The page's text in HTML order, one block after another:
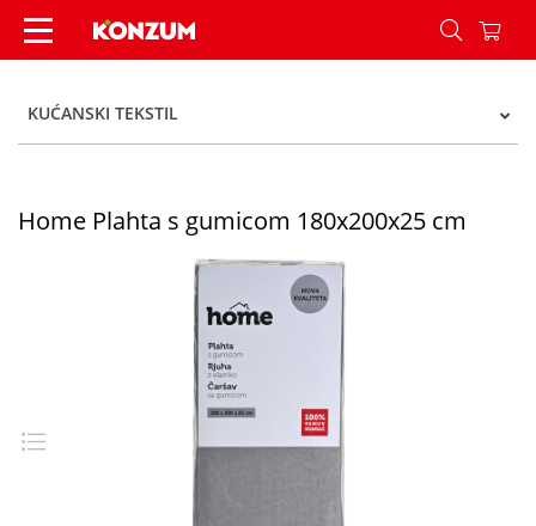
Home Plahta s gumicom 180x200x25 cm -
KUĆANSKI TEKSTIL
Home Plahta s gumicom 180x200x25 cm